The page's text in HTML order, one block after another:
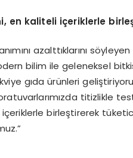
en kaliteli içeriklerle
azalttıklarını
bilim ile geleneksel
gıda ürünleri
titizlikle
birleştirerek